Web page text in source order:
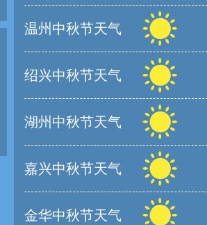
温州中秋节天气
绍兴中秋节天气
湖州中秋节天气
嘉兴中秋节天气
金华中秋节天气